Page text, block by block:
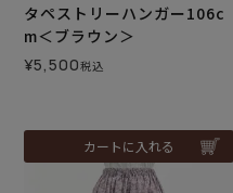
タペストリーハンガー106c
m＜ブラウン＞
¥5,500税込
カートに入れる